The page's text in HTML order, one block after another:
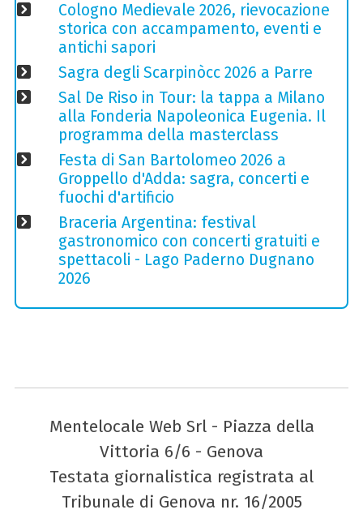
Cologno Medievale 2026, rievocazione
storica con accampamento, eventi e
antichi sapori
Sagra degli Scarpinòcc 2026 a Parre
Sal De Riso in Tour: la tappa a Milano
alla Fonderia Napoleonica Eugenia. Il
programma della masterclass
Festa di San Bartolomeo 2026 a
Groppello d'Adda: sagra, concerti e
fuochi d'artificio
Braceria Argentina: festival
gastronomico con concerti gratuiti e
spettacoli - Lago Paderno Dugnano
2026
Mentelocale Web Srl - Piazza della
Vittoria 6/6 - Genova
Testata giornalistica registrata al
Tribunale di Genova nr. 16/2005